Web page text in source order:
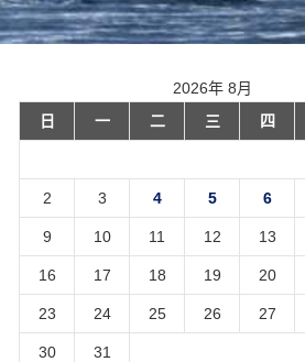
2026年 8月
日
一 二 三 四
2 3 4 5 6
9 10 11 12 13
16 17 18 19 20
23 24 25 26 27
30
31